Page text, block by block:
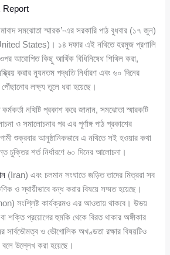
Report
সমঝোতা স্মারক’-এর সরকারি পাঠ বুধবার (১৭ জুন)
States)। ১৪ দফার এই নথিতে হরমুজ প্রণালি
আরোপিত কিছু আর্থিক বিধিনিষেধ শিথিল করা,
করার ন্যূনতম পদ্ধতি নির্ধারণ এবং ৬০ দিনের
লক্ষ্য তুলে ধরা হয়েছে।
নথিটি প্রকাশ করে জানান, সমঝোতা স্মারকটি
ও সমালোচনার পর এর পূর্ণাঙ্গ পাঠ প্রকাশের
শুক্রবার আনুষ্ঠানিকভাবে এ নথিতে সই হওয়ার কথা
চুক্তির শর্ত নির্ধারণে ৬০ দিনের আলোচনা।
(Iran) এবং চলমান সংঘাতে জড়িত তাদের মিত্ররা সব
ও স্থায়ীভাবে বন্ধ করার বিষয়ে সম্মত হয়েছে।
সংশ্লিষ্ট কার্যক্রমও এর আওতায় থাকবে। উভয়
শক্তি প্রয়োগের হুমকি থেকে বিরত থাকার অঙ্গীকার
সার্বভৌমত্ব ও ভৌগোলিক অখণ্ডতা রক্ষার বিষয়টিও
উল্লেখ করা হয়েছে।